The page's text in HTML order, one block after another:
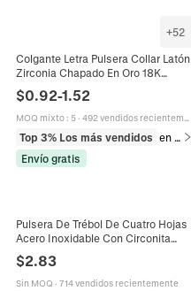
+52
Colgante Letra Pulsera Collar Latón
Zirconia Chapado En Oro 18K
Cadena De Caja Ajustable Micro
Pavé Joyería Mujeres
$0.92-1.52
MOQ mixto: 5· 492 vendidos recientemente
Top 3% Los más vendidos
en Pulseras
Envío gratis
Pulsera De Trébol De Cuatro Hojas
Acero Inoxidable Con Circonita
Cúbica Ajustable Joyería De Moda
Regalo Para Mujer
$2.83
Sin MOQ · 714 vendidos recientemente